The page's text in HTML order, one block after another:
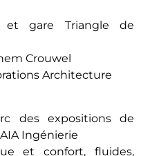
et gare Triangle de
Crouwel
Architecture
des expositions de
Ingénierie
et confort, fluides,